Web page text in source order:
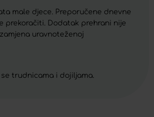
male djece. Preporučene dnevne
prekoračiti. Dodatak prehrani nije
uravnoteženoj
trudnicama i dojiljama.